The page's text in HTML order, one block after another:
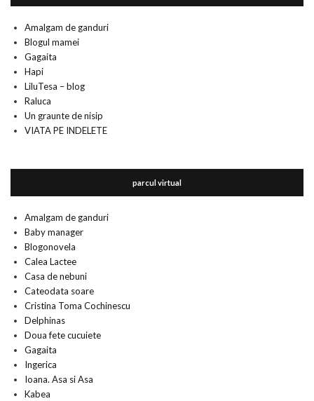
Amalgam de ganduri
Blogul mamei
Gagaita
Hapi
LiluTesa – blog
Raluca
Un graunte de nisip
VIATA PE INDELETE
parcul virtual
Amalgam de ganduri
Baby manager
Blogonovela
Calea Lactee
Casa de nebuni
Cateodata soare
Cristina Toma Cochinescu
Delphinas
Doua fete cucuiete
Gagaita
Ingerica
Ioana. Asa si Asa
Kabea